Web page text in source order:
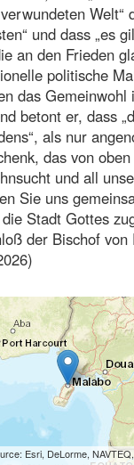
Welt“
und dass „es
an den Frieden
politische
das Gemeinwohl
betont er, dass
als nur
das von
und all
Sie uns
Stadt Gottes
der Bischof von
Esri, DeLorme,